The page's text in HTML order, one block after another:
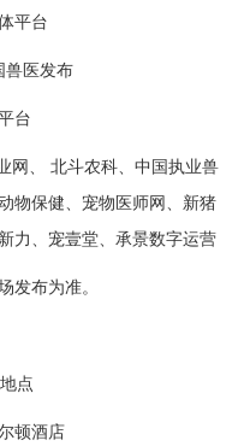
平台
兽医发布
台
网、 北斗农科、中国执业兽
物保健、宠物医师网、新猪
力、宠壹堂、承景数字运营
发布为准。
点
顿酒店